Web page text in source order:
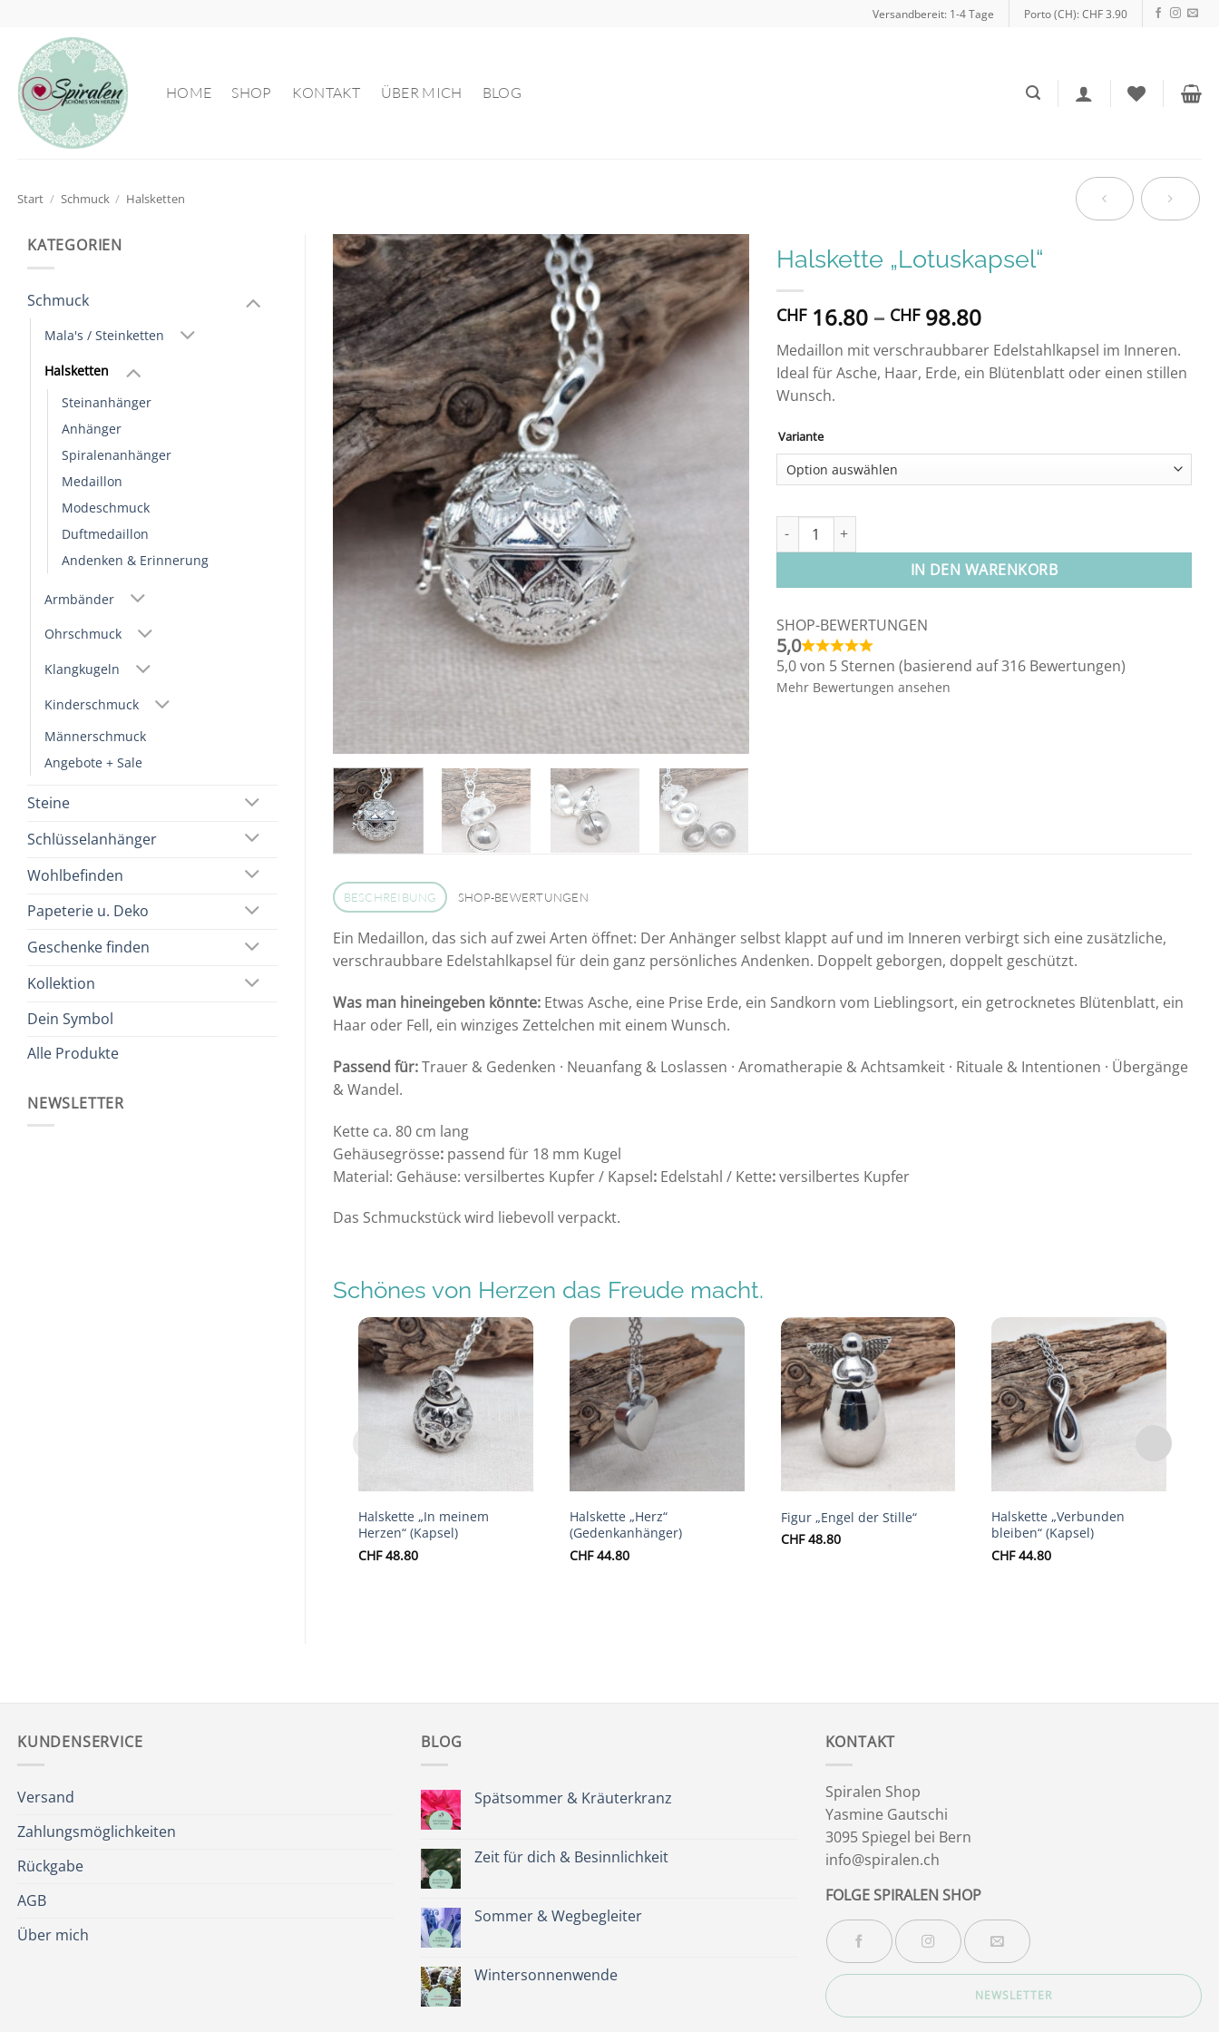
springen
Versandbereit: 1-4 Tage Porto (CH): CHF 3.90
HOME SHOP KONTAKT ÜBER MICH BLOG
Start / Schmuck / Halsketten
KATEGORIEN
Schmuck
Mala's / Steinketten
Halsketten
Steinanhänger
Anhänger
Spiralenanhänger
Medaillon
Modeschmuck
Duftmedaillon
Andenken & Erinnerung
Armbänder
Ohrschmuck
Klangkugeln
Kinderschmuck
Männerschmuck
Angebote + Sale
Steine
Schlüsselanhänger
Wohlbefinden
Papeterie u. Deko
Geschenke finden
Kollektion
Dein Symbol
Alle Produkte
NEWSLETTER
Auf die
Wunschliste
Halskette „Lotuskapsel“
CHF16.80 – CHF98.80Preisspanne:
CHF 16.80
bis
CHF 98.80
Medaillon mit verschraubbarer Edelstahlkapsel im Inneren.
Ideal für Asche, Haar, Erde, ein Blütenblatt oder einen stillen
Wunsch.
Variante
Halskette "Lotuskapsel" Menge
IN DEN WARENKORB
Alternative:
SHOP-BEWERTUNGEN
5,0
5,0 von 5 Sternen (basierend auf 316 Bewertungen)
Mehr Bewertungen ansehen
BESCHREIBUNG SHOP-BEWERTUNGEN
Ein Medaillon, das sich auf zwei Arten öffnet: Der Anhänger selbst klappt auf und im Inneren verbirgt sich eine zusätzliche,
verschraubbare Edelstahlkapsel für dein ganz persönliches Andenken. Doppelt geborgen, doppelt geschützt.
Was man hineingeben könnte: Etwas Asche, eine Prise Erde, ein Sandkorn vom Lieblingsort, ein getrocknetes Blütenblatt, ein
Haar oder Fell, ein winziges Zettelchen mit einem Wunsch.
Passend für:Trauer & Gedenken · Neuanfang & Loslassen · Aromatherapie & Achtsamkeit · Rituale & Intentionen · Übergänge
& Wandel.
Kette ca. 80 cm lang
Gehäusegrösse: passend für 18 mm Kugel
Material: Gehäuse: versilbertes Kupfer / Kapsel: Edelstahl / Kette:versilbertes Kupfer
Das Schmuckstück wird liebevoll verpackt.
Schönes von Herzen das Freude macht.
Auf die
Wunschliste
Halskette „In meinem
Herzen“ (Kapsel)
CHF48.80
Auf die
Wunschliste
Halskette „Herz“
(Gedenkanhänger)
CHF44.80
Auf die
Wunschliste
Figur „Engel der Stille“
CHF48.80
Auf die
Wunschliste
Halskette „Verbunden
bleiben“ (Kapsel)
CHF44.80
KUNDENSERVICE
Versand
Zahlungsmöglichkeiten
Rückgabe
AGB
Über mich
BLOG
Spätsommer & Kräuterkranz
Spätsommer
&
Zeit für dich & Besinnlichkeit
Zeit
für
Sommer & Wegbegleiter
Sommer
&
Wintersonnenwende
KONTAKT
Spiralen Shop
Yasmine Gautschi
3095 Spiegel bei Bern
info@spiralen.ch
FOLGE SPIRALEN SHOP
NEWSLETTER